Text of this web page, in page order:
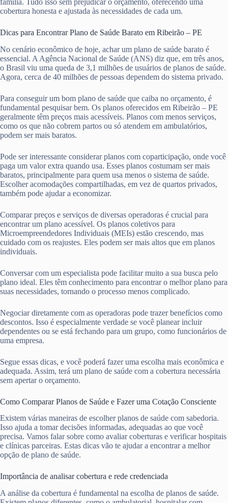
cobertura honesta e ajustada às necessidades de cada um.
Dicas para Encontrar Plano de Saúde Barato em Ribeirão – PE
No cenário econômico de hoje, achar um plano de saúde barato é
essencial. A Agência Nacional de Saúde (ANS) diz que, em três anos,
o Brasil viu uma queda de 3,1 milhões de usuários de planos de saúde.
Agora, cerca de 40 milhões de pessoas dependem do sistema privado.
Para conseguir um bom plano de saúde que caiba no orçamento, é
fundamental pesquisar bem. Os planos oferecidos em Ribeirão – PE
geralmente têm preços mais acessíveis. Planos com menos serviços,
como os que não cobrem partos ou só atendem em ambulatórios,
podem ser mais baratos.
Pode ser interessante considerar planos com coparticipação, onde você
paga um valor extra quando usa. Esses planos costumam ser mais
baratos, principalmente para quem usa menos o sistema de saúde.
Escolher acomodações compartilhadas, em vez de quartos privados,
também pode ajudar a economizar.
Comparar preços e serviços de diversas operadoras é crucial para
encontrar um plano acessível. Os planos coletivos para
Microempreendedores Individuais (MEIs) estão crescendo, mas
cuidado com os reajustes. Eles podem ser mais altos que em planos
individuais.
Conversar com um especialista pode facilitar muito a sua busca pelo
plano ideal. Eles têm conhecimento para encontrar o melhor plano para
suas necessidades, tornando o processo menos complicado.
Negociar diretamente com as operadoras pode trazer benefícios como
descontos. Isso é especialmente verdade se você planear incluir
dependentes ou se está fechando para um grupo, como funcionários de
uma empresa.
Segue essas dicas, e você poderá fazer uma escolha mais econômica e
adequada. Assim, terá um plano de saúde com a cobertura necessária
sem apertar o orçamento.
Como Comparar Planos de Saúde e Fazer uma Cotação Consciente
Existem várias maneiras de escolher planos de saúde com sabedoria.
Isso ajuda a tomar decisões informadas, adequadas ao que você
precisa. Vamos falar sobre como avaliar coberturas e verificar hospitais
e clínicas parceiras. Estas dicas vão te ajudar a encontrar a melhor
opção de plano de saúde.
Importância de analisar cobertura e rede credenciada
A análise da cobertura é fundamental na escolha de planos de saúde.